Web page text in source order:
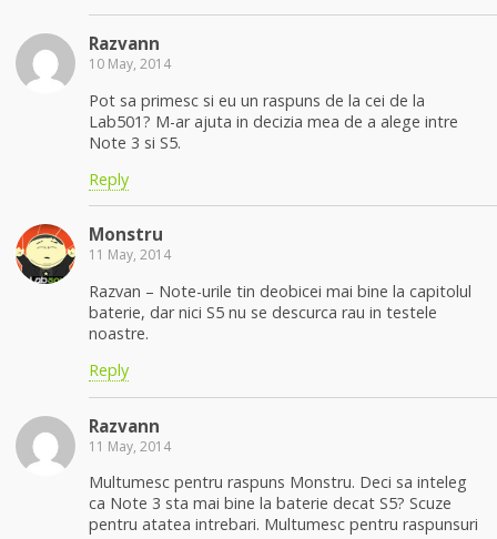
Razvann
10 May, 2014
Pot sa primesc si eu un raspuns de la cei de la
Lab501? M-ar ajuta in decizia mea de a alege intre
Note 3 si S5.
Reply
Monstru
11 May, 2014
Razvan – Note-urile tin deobicei mai bine la capitolul
baterie, dar nici S5 nu se descurca rau in testele
noastre.
Reply
Razvann
11 May, 2014
Multumesc pentru raspuns Monstru. Deci sa inteleg
ca Note 3 sta mai bine la baterie decat S5? Scuze
pentru atatea intrebari. Multumesc pentru raspunsuri